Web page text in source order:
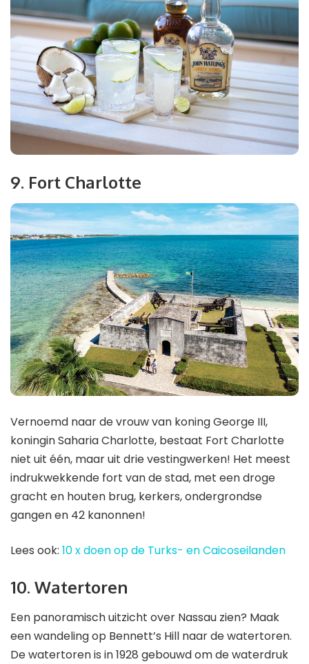
9. Fort Charlotte
Vernoemd naar de vrouw van koning George III,
koningin Saharia Charlotte, bestaat Fort Charlotte
niet uit één, maar uit drie vestingwerken! Het meest
indrukwekkende fort van de stad, met een droge
gracht en houten brug, kerkers, ondergrondse
gangen en 42 kanonnen!
Lees ook: 10 x doen op de Turks- en Caicoseilanden
10. Watertoren
Een panoramisch uitzicht over Nassau zien? Maak
een wandeling op Bennett’s Hill naar de watertoren.
De watertoren is in 1928 gebouwd om de waterdruk